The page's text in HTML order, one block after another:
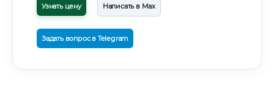
Узнать цену Написать в Max
Задать вопрос в Telegram